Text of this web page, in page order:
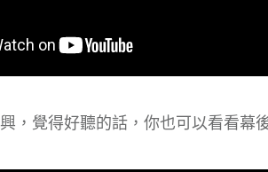
，覺得好聽的話，你也可以看看幕